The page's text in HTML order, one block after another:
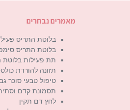
מאמרים נבחרים
בלוטת התריס
בלוטת התריס
תת פעילות בלוטת
תזונה להורדת
טיפול טבעי סוכר
תסמונת קדם
לחץ דם תקין